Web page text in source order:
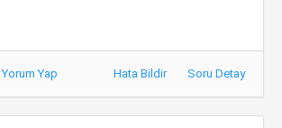
Yorum Yap Hata Bildir Soru Detay